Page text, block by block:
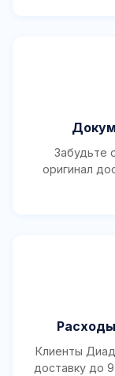
Забудьте
оригинал
Клиенты
доставку до